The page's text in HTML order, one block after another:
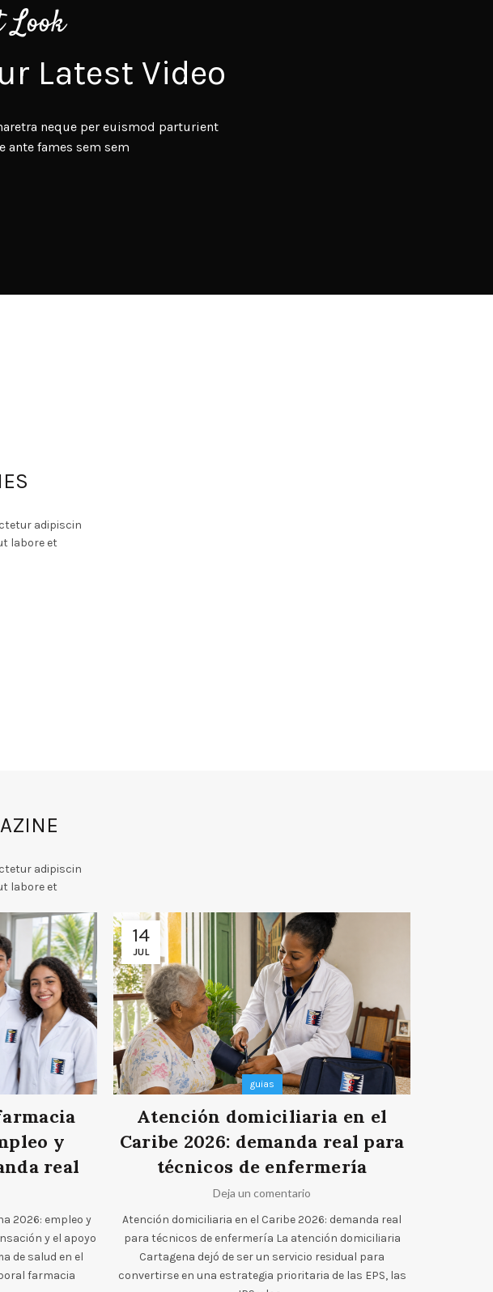
Latest Video
neque per euismod parturient
ante fames sem sem
adipiscin
labore et
adipiscin
labore et
y
real
2026: empleo y
y el apoyo
de salud en el
farmacia
14
JUL
guias
Atención domiciliaria en el
Caribe 2026: demanda real para
técnicos de enfermería
Deja un comentario
Atención domiciliaria en el Caribe 2026: demanda real
para técnicos de enfermería La atención domiciliaria
Cartagena dejó de ser un servicio residual para
convertirse en una estrategia prioritaria de las EPS, las